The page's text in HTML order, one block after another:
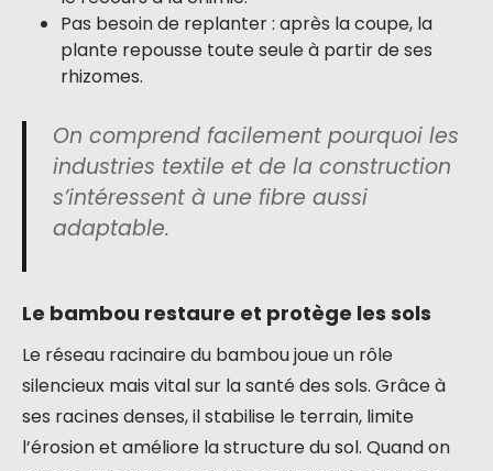
Pas besoin de replanter : après la coupe, la
plante repousse toute seule à partir de ses
rhizomes.
On comprend facilement pourquoi les
industries textile et de la construction
s’intéressent à une fibre aussi
adaptable.
Le bambou restaure et protège les sols
Le réseau racinaire du bambou joue un rôle
silencieux mais vital sur la santé des sols. Grâce à
ses racines denses, il stabilise le terrain, limite
l’érosion et améliore la structure du sol. Quand on